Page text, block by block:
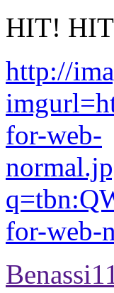
HIT!
http://
for-web-
for-web-